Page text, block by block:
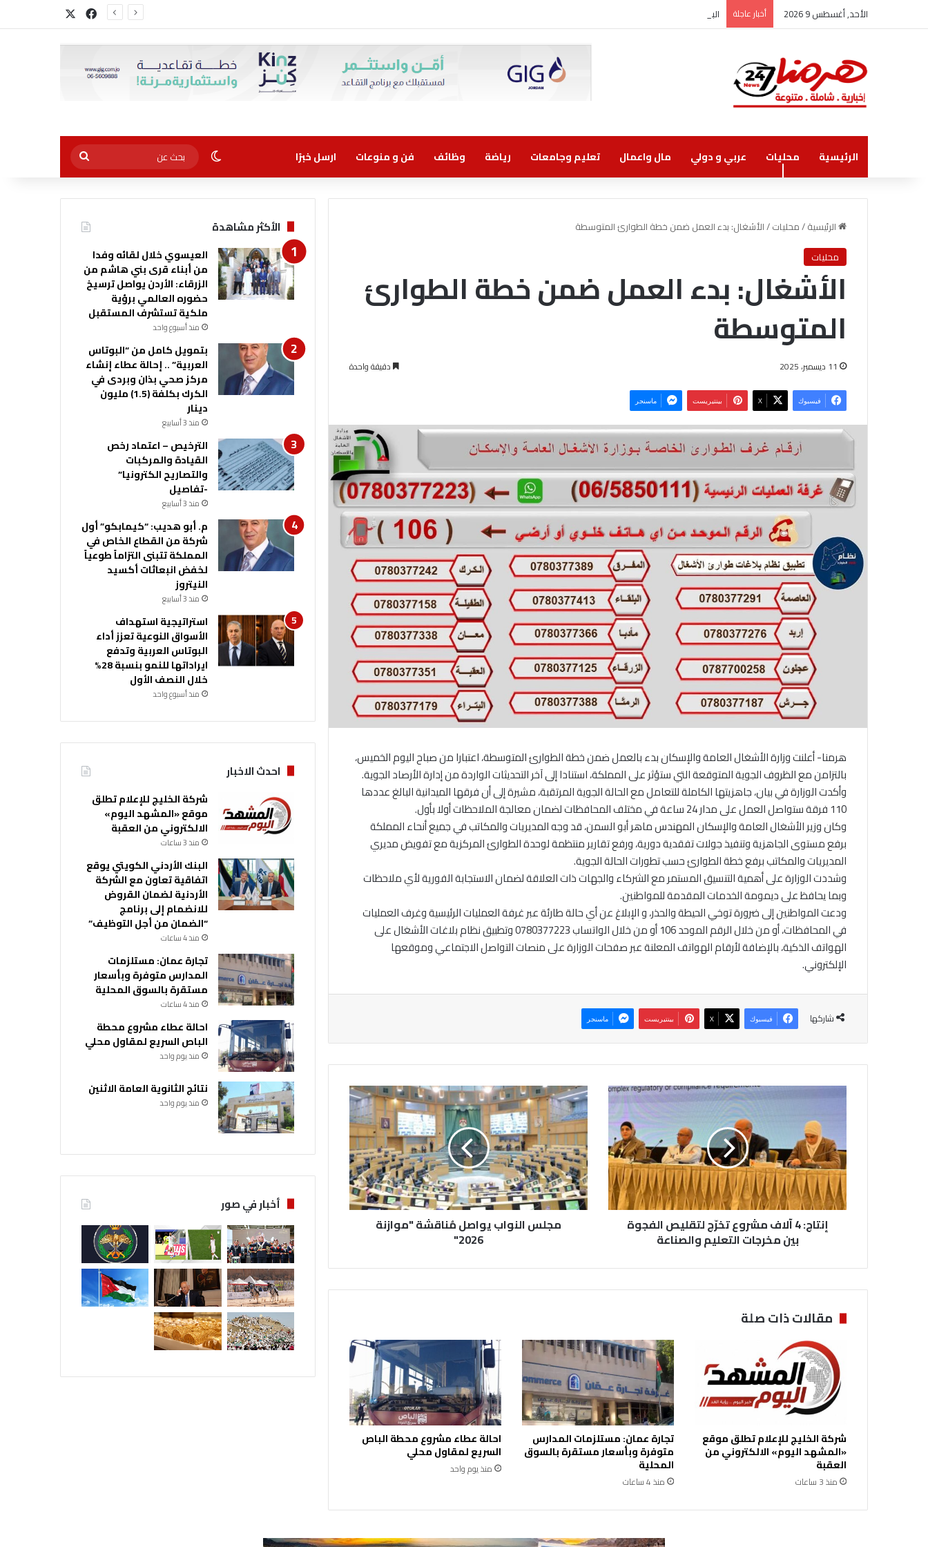
الأحد, أغسطس 9 2026 أخبار عاجلة البنك الأردني الكويتي يوقع اتفاقية تعاون مع الشركة الأردنية لضمان القروض للانضمام إلى برنامج “الضمان من أجل التوظيف” فيسبوك
الرئيسية محليات عربي و دولي مال واعمال تعليم وجامعات رياضة وظائف فن و منوعات ارسل خبرًا الوضع المظلم
بحث
عن
الرئيسية/محليات/الأشغال: بدء العمل ضمن خطة الطوارئ المتوسطة
محليات
الأشغال: بدء العمل ضمن خطة الطوارئ
المتوسطة
11 ديسمبر، 2025 دقيقة واحدة
فيسبوك ‫X بينتيريست ماسنجر
هرمنا- أعلنت وزارة الأشغال العامة والإسكان بدء بالعمل ضمن خطة الطوارئ المتوسطة، اعتبارا من صباح اليوم الخميس،
بالتزامن مع الظروف الجوية المتوقعة التي ستؤثر على المملكة، استنادا إلى آخر التحديثات الواردة من إدارة الأرصاد الجوية.
وأكدت الوزارة في بيان، جاهزيتها الكاملة للتعامل مع الحالة الجوية المرتقبة، مشيرة إلى أن فرقها الميدانية البالغ عددها
110 فرقة ستواصل العمل على مدار 24 ساعة في مختلف المحافظات لضمان معالجة الملاحظات أولا بأول.
وكان وزير الأشغال العامة والإسكان المهندس ماهر أبو السمن، قد وجه المديريات والمكاتب في جميع أنحاء المملكة
برفع مستوى الجاهزية وتنفيذ جولات تفقدية دورية، ورفع تقارير منتظمة لوحدة الطوارئ المركزية مع تفويض مديري
المديريات والمكاتب برفع خطة الطوارئ حسب تطورات الحالة الجوية.
وشددت الوزارة على أهمية التنسيق المستمر مع الشركاء والجهات ذات العلاقة لضمان الاستجابة الفورية لأي ملاحظات
وبما يحافظ على ديمومة الخدمات المقدمة للمواطنين.
ودعت المواطنين إلى ضرورة توخي الحيطة والحذر، و الإبلاغ عن أي حالة طارئة عبر غرفة العمليات الرئيسية وغرف العمليات
في المحافظات، أو من خلال الرقم الموحد 106 أو من خلال الواتساب 0780377223 وتطبيق نظام بلاغات الأشغال على
الهواتف الذكية، بالإضافة لأرقام الهواتف المعلنة عبر صفحات الوزارة على منصات التواصل الاجتماعي وموقعها
الإلكتروني.
شاركها فيسبوك ‫X بينتيريست ماسنجر
إ
ج
:
4
آ
ل
ش
و
ع
ت
ي
ص
ا
ل
ج
إنتاج: 4 آلاف مشروع تخرّج لتقليص الفجوة
بين مخرجات التعليم والصناعة
م
ج
ل
س
ا
ل
ن
و
ا
ا
ل
ا
ق
ش
ة
"
م
و
ا
ز
0
6
مجلس النواب يواصل مُناقشة "موازنة
2026"
مقالات ذات صلة
شركة الخليج للإعلام تطلق موقع
«المشهد اليوم» الالكتروني من
العقبة
منذ 3 ساعات
تجارة عمان: مستلزمات المدارس
متوفرة وبأسعار مستقرة بالسوق
المحلية
منذ 4 ساعات
احالة عطاء مشروع محطة الباص
السريع لمقاول محلي
منذ يوم واحد
الأكثر مشاهدة
العيسوي خلال لقائه وفدا
من أبناء قرى بني هاشم من
الزرقاء: الأردن يواصل ترسيخ
حضوره العالمي برؤية
ملكية تستشرف المستقبل
منذ أسبوع واحد
بتمويل كامل من “البوتاس
العربية” .. إحالة عطاء إنشاء
مركز صحي بذان وبردى في
الكرك بكلفة (1.5) مليون
دينار
منذ 3 أسابيع
الترخيص – اعتماد رخص
القيادة والمركبات
والتصاريح الكترونيا”
-تفاصيل
منذ 3 أسابيع
م. أبو هديب: “كيمابكو” أول
شركة من القطاع الخاص في
المملكة تتبنى التزاماً طوعياً
لخفض انبعاثات أكسيد
النيتروز
منذ 3 أسابيع
استراتيجية استهداف
الأسواق النوعية تعزز أداء
البوتاس العربية وتدفع
ايراداتها للنمو بنسبة 28%
خلال النصف الأول
منذ أسبوع واحد
احدث الاخبار
شركة الخليج للإعلام تطلق
موقع «المشهد اليوم»
الالكتروني من العقبة
منذ 3 ساعات
البنك الأردني الكويتي يوقع
اتفاقية تعاون مع الشركة
الأردنية لضمان القروض
للانضمام إلى برنامج
“الضمان من أجل التوظيف”
منذ 4 ساعات
تجارة عمان: مستلزمات
المدارس متوفرة وبأسعار
مستقرة بالسوق المحلية
منذ 4 ساعات
احالة عطاء مشروع محطة
الباص السريع لمقاول محلي
منذ يوم واحد
نتائج الثانوية العامة الاثنين
منذ يوم واحد
أخبار في صور